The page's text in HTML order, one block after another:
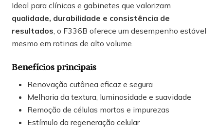
Ideal para clínicas e gabinetes que valorizam
qualidade, durabilidade e consistência de
resultados, o F336B oferece um desempenho estável
mesmo em rotinas de alto volume.
Benefícios principais
Renovação cutânea eficaz e segura
Melhoria da textura, luminosidade e suavidade
Remoção de células mortas e impurezas
Estímulo da regeneração celular